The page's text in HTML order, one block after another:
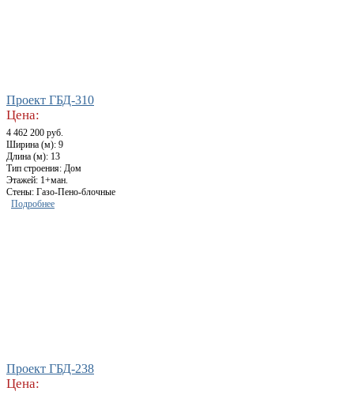
Проект ГБД-310
Цена:
4 462 200 руб.
Ширина (м): 9
Длина (м): 13
Тип строения: Дом
Этажей: 1+ман.
Стены: Газо-Пено-блочные
Подробнее
Проект ГБД-238
Цена: